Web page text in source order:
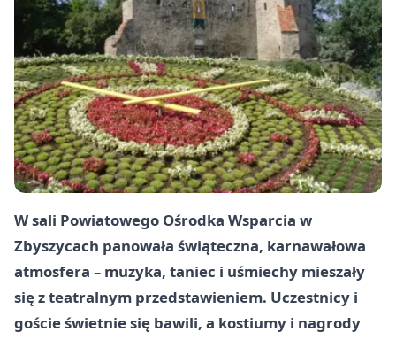
W sali Powiatowego Ośrodka Wsparcia w
Zbyszycach panowała świąteczna, karnawałowa
atmosfera – muzyka, taniec i uśmiechy mieszały
się z teatralnym przedstawieniem. Uczestnicy i
goście świetnie się bawili, a kostiumy i nagrody